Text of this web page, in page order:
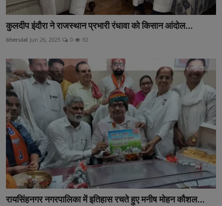
कुलदीप इंदौरा ने राजस्थान प्रभारी रंधावा को किसान आंदोल...
bherulal Jun 26, 2025 0 92
रायसिंहनगर नगरपालिका में इतिहास रचते हुए मनीष मोहन कौशल...